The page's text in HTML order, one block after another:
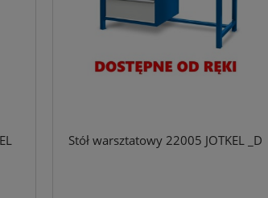
Stół warsztatowy 22005 JOTKEL _D